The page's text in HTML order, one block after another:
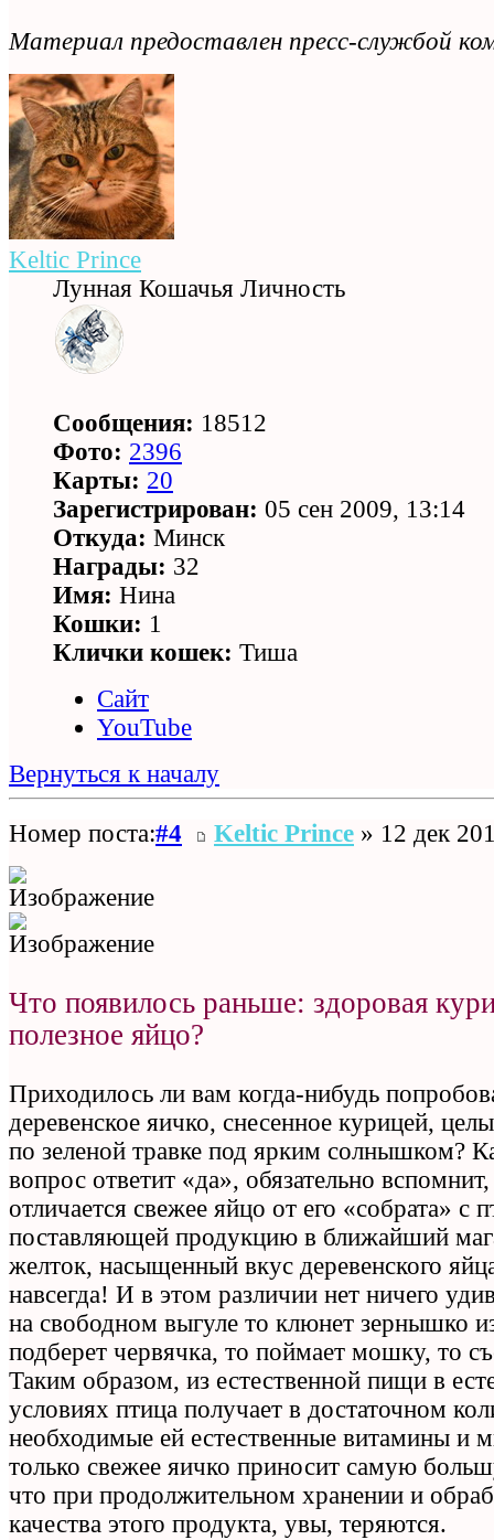
Материал предоставлен пресс-службой
Keltic Prince
Лунная Кошачья Личность
Сообщения: 18512
Фото: 2396
Карты: 20
Зарегистрирован: 05 сен 2009, 13:14
Откуда: Минск
Награды: 32
Имя: Нина
Кошки: 1
Клички кошек: Тиша
Сайт
YouTube
Вернуться к началу
Номер поста:#4 Keltic Prince » 12 дек
Что появилось раньше: здоровая
полезное яйцо?
Приходилось ли вам когда-нибудь
деревенское яичко, снесенное курицей,
по зеленой травке под ярким солнышком?
вопрос ответит «да», обязательно
отличается свежее яйцо от его «собрата» с
поставляющей продукцию в ближайший
желток, насыщенный вкус деревенского
навсегда! И в этом различии нет ничего
на свободном выгуле то клюнет зернышко
подберет червячка, то поймает мошку, то
Таким образом, из естественной пищи в
условиях птица получает в достаточном
необходимые ей естественные витамины и
только свежее яичко приносит самую
что при продолжительном хранении и
качества этого продукта, увы, теряются.